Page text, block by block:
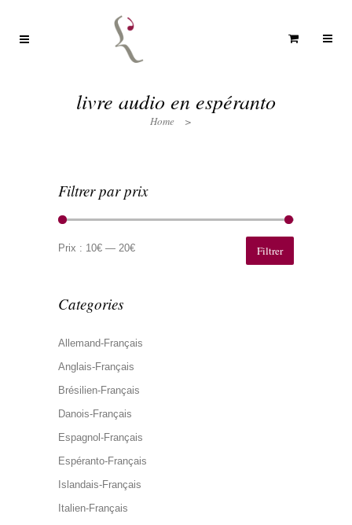
livre audio en espéranto
Home >
Filtrer par prix
min
max
Filtrer
Prix : 10€ — 20€
Categories
Allemand-Français
Anglais-Français
Brésilien-Français
Danois-Français
Espagnol-Français
Espéranto-Français
Islandais-Français
Italien-Français